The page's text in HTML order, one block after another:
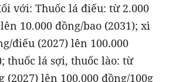
với: Thuốc lá điếu: từ 2.000
10.000 đồng/bao (2031); xì
điếu (2027) lên 100.000
thuốc lá sợi, thuốc lào: từ
(2027) lên 100.000 đồng/100g